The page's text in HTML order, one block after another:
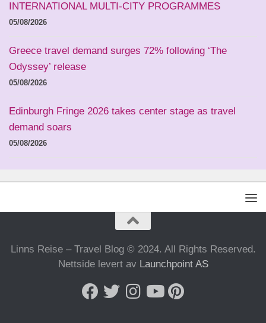
INTERNATIONAL MULTI-CITY PROGRAMMES
05/08/2026
Greece travel demand surges 72% following ‘The
Odyssey’ release
05/08/2026
Edinburgh Fringe 2026 takes center stage as travel
demand soars
05/08/2026
Linns Reise – Travel Blog © 2024. All Rights Reserved.
Nettside levert av Launchpoint AS